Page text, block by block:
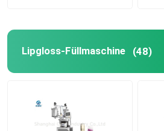
Lipgloss-Füllmaschine (48)